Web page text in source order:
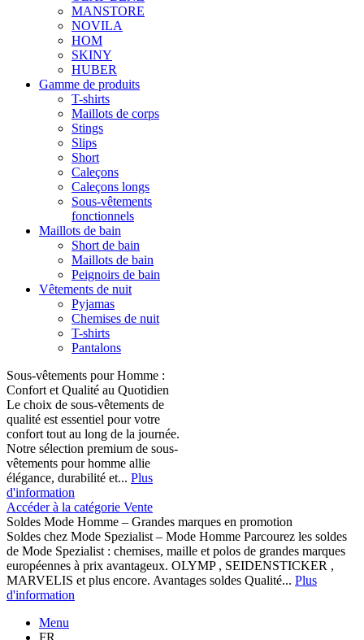
MANSTORE
NOVILA
HOM
SKINY
HUBER
Gamme de produits
T-shirts
Maillots de corps
Stings
Slips
Short
Caleçons
Caleçons longs
Sous-vêtements
fonctionnels
Maillots de bain
Short de bain
Maillots de bain
Peignoirs de bain
Vêtements de nuit
Pyjamas
Chemises de nuit
T-shirts
Pantalons
Sous-vêtements pour Homme :
Confort et Qualité au Quotidien
Le choix de sous-vêtements de
qualité est essentiel pour votre
confort tout au long de la journée.
Notre sélection premium de sous-
vêtements pour homme allie
élégance, durabilité et... Plus
d'information
Accéder à la catégorie Vente
Soldes Mode Homme – Grandes marques en promotion
Soldes chez Mode Spezialist – Mode Homme Parcourez les soldes
de Mode Spezialist : chemises, maille et polos de grandes marques
européennes à prix avantageux. OLYMP , SEIDENSTICKER ,
MARVELIS et plus encore. Avantages soldes Qualité... Plus
d'information
Menu
FR